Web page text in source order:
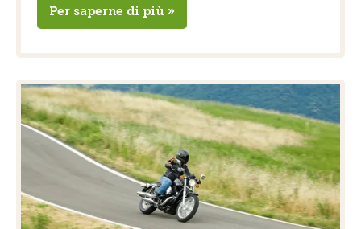
Per saperne di più »